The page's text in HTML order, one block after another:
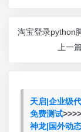
上一篇
天启|企业级
免费测试
神龙|国外动